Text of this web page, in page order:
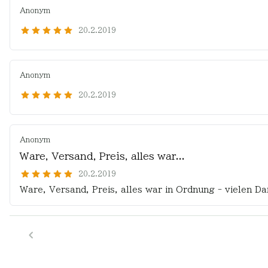
Anonym
20.2.2019
Anonym
20.2.2019
Anonym
Ware, Versand, Preis, alles war...
20.2.2019
Ware, Versand, Preis, alles war in Ordnung - vielen